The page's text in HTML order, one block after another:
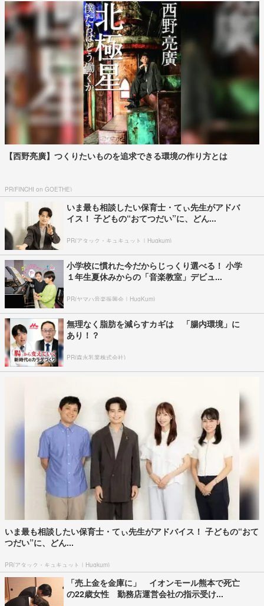
【西野亮廣】つくりたいものを追求できる環境の作り方とは
PR(FINCHI on GOETHE)
いま最も相談したい保育士・てぃ先生がアドバ
イス！ 子どもの“おてつだい”に、どん...
PR(アタック・キュキュット｜Hugkum)
小学校に慣れた今だからじっくり選べる！ 小学
１年生夏休みからの「音楽教室」デビュ...
PR(ヤマハ音楽振興会｜HugKum)
無理なく脂肪を減らすカギは 「腸内環境」に
あり！？
PR(森永乳業株式会社)
いま最も相談したい保育士・てぃ先生がアドバイス！ 子どもの“おて
つだい”に、どん...
PR(アタック・キュキュット｜Hugkum)
「売上金を金庫に」 イオンモール熊本で死亡
の22歳女性 勤務店運営会社の指示受け...